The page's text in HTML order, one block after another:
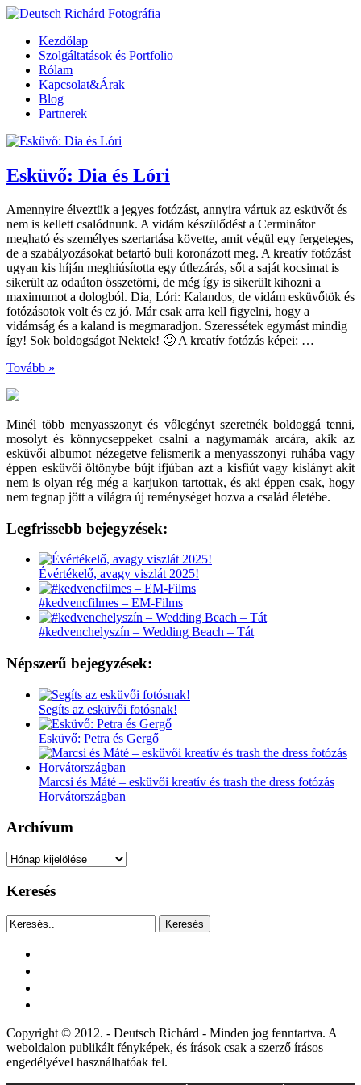
Kezdőlap
Szolgáltatások és Portfolio
Rólam
Kapcsolat&Árak
Blog
Partnerek
Esküvő: Dia és Lóri
Amennyire élveztük a jegyes fotózást, annyira vártuk az esküvőt és
nem is kellett csalódnunk. A vidám készülődést a Cerminátor
megható és személyes szertartása követte, amit végül egy fergeteges,
de a szabályozásokat betartó buli koronázott meg. A kreatív fotózást
ugyan kis híján meghiúsította egy útlezárás, sőt a saját kocsimat is
sikerült az odaúton összetörni, de még így is sikerült kihozni a
maximumot a dologból. Dia, Lóri: Kalandos, de vidám esküvőtök és
fotózásotok volt és ez jó. Már csak arra kell figyelni, hogy a
vidámság és a kaland is megmaradjon. Szeressétek egymást mindig
így! Sok boldogságot Nektek! 🙂 A kreatív fotózás képei: …
Tovább »
Minél több menyasszonyt és vőlegényt szeretnék boldoggá tenni,
mosolyt és könnycseppeket csalni a nagymamák arcára, akik az
esküvői albumot nézegetve felismerik a menyasszonyi ruhába vagy
éppen esküvői öltönybe bújt ifjúban azt a kisfiút vagy kislányt akit
nem is olyan rég még a karjukon tartottak, és aki éppen csak, hogy
nem tegnap jött a világra új reménységet hozva a család életébe.
Legfrissebb bejegyzések:
Évértékelő, avagy viszlát 2025!
#kedvencfilmes – EM-Films
#kedvenchelyszín – Wedding Beach – Tát
Népszerű bejegyzések:
Segíts az esküvői fotósnak!
Esküvő: Petra és Gergő
Marcsi és Máté – esküvői kreatív és trash the dress fotózás
Horvátországban
Archívum
Archívum
Keresés
Keresés
Copyright © 2012. - Deutsch Richárd - Minden jog fenntartva. A
weboldalon publikált fényképek, és írások csak a szerző írásos
engedélyével használhatóak fel.